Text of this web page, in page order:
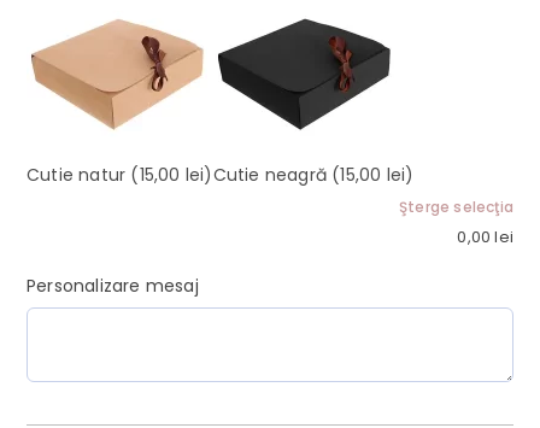
Cutie natur (15,00 lei)Cutie neagră (15,00 lei)
Şterge selecţia
0,00lei
Personalizare mesaj